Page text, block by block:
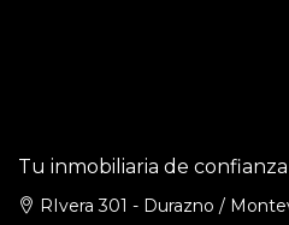
Tu inmobiliaria de confianza
RIvera 301 - Durazno /